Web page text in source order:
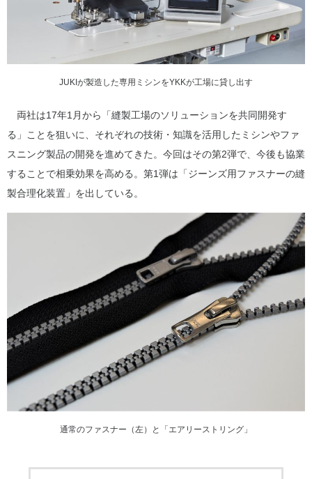
JUKIが製造した専用ミシンをYKKが工場に貸し出す
両社は17年1月から「縫製工場のソリューションを共同開発す
る」ことを狙いに、それぞれの技術・知識を活用したミシンやファ
スニング製品の開発を進めてきた。今回はその第2弾で、今後も協業
することで相乗効果を高める。第1弾は「ジーンズ用ファスナーの縫
製合理化装置」を出している。
通常のファスナー（左）と「エアリーストリング」